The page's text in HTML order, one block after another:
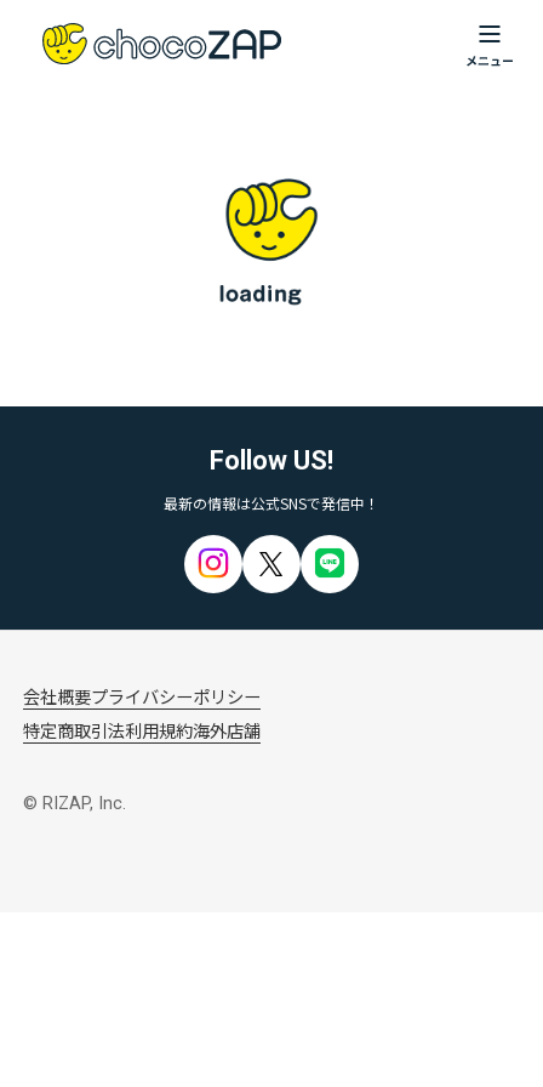
Follow US!
最新の情報は公式SNSで発信中！
会社概要プライバシーポリシー
特定商取引法利用規約海外店舗
© RIZAP, Inc.